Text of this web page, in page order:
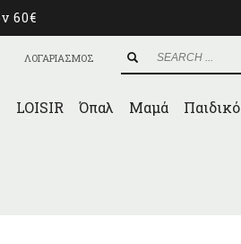
60€
ΛΟΓΑΡΙΑΣΜΟΣ
LOISIR Όπαλ Μαμά Παιδικό